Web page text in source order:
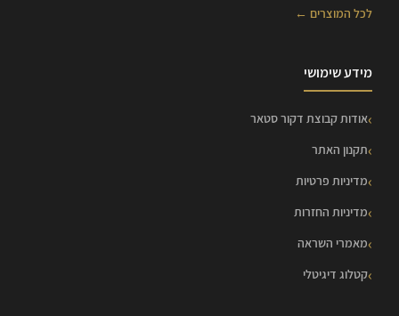
לכל המוצרים ←
מידע שימושי
אודות קבוצת דקור סטאר
תקנון האתר
מדיניות פרטיות
מדיניות החזרות
מאמרי השראה
קטלוג דיגיטלי